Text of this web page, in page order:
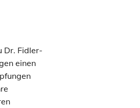
Dr. Fidler-
einen